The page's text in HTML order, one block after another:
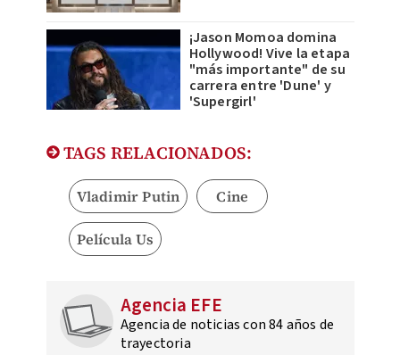
¡Jason Momoa domina
Hollywood! Vive la etapa
"más importante" de su
carrera entre 'Dune' y
'Supergirl'
TAGS RELACIONADOS:
Vladimir Putin Cine
Película Us
Agencia EFE
Agencia de noticias con 84 años de
trayectoria